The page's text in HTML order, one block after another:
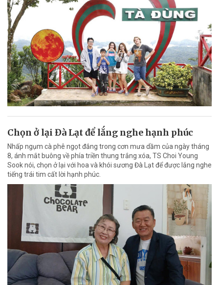
Chọn ở lại Đà Lạt để lắng nghe hạnh phúc
Nhấp ngụm cà phê ngọt đắng trong cơn mưa dầm của ngày tháng
8, ánh mắt buông về phía triền thung trắng xóa, TS Choi Young
Sook nói, chọn ở lại với hoa và khói sương Đà Lạt để được lắng nghe
tiếng trái tim cất lời hạnh phúc.